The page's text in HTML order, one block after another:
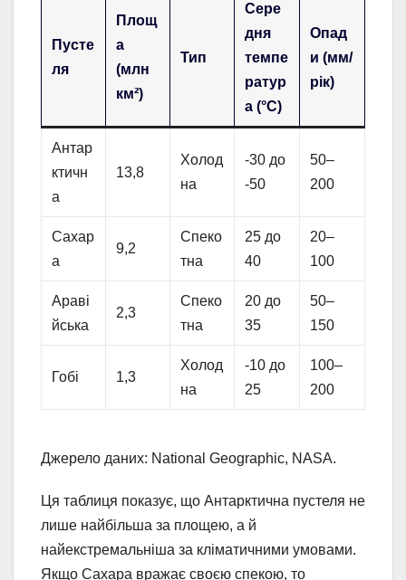
Пусте
ля
Площ
а
(млн
км²)
Тип
Сере
дня
темпе
ратур
а (°C)
Опад
и (мм/
рік)
Антар
ктичн
а
13,8
Холод
на
-30 до
-50
50–
200
Сахар
а
9,2
Спеко
тна
25 до
40
20–
100
Араві
йська
2,3
Спеко
тна
20 до
35
50–
150
Гобі 1,3
Холод
на
-10 до
25
100–
200
Джерело даних: National Geographic, NASA.
Ця таблиця показує, що Антарктична пустеля не
лише найбільша за площею, а й
найекстремальніша за кліматичними умовами.
Якщо Сахара вражає своєю спекою, то